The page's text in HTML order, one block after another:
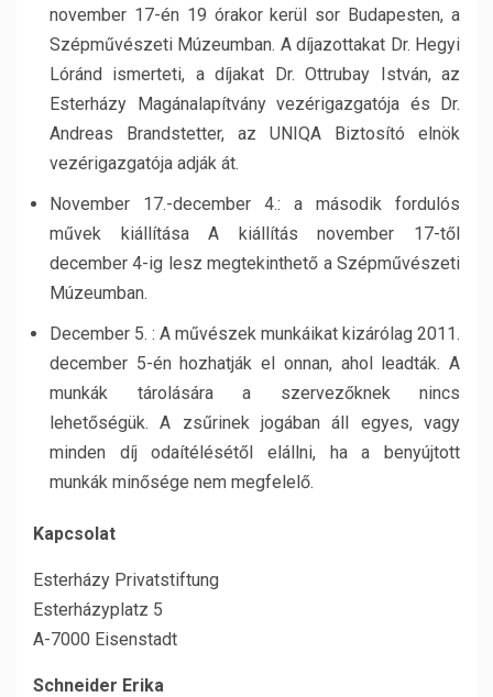
november 17-én 19 órakor kerül sor Budapesten, a
Szépművészeti Múzeumban. A díjazottakat Dr. Hegyi
Lóránd ismerteti, a díjakat Dr. Ottrubay István, az
Esterházy Magánalapítvány vezérigazgatója és Dr.
Andreas Brandstetter, az UNIQA Biztosító elnök
vezérigazgatója adják át.
November 17.-december 4.: a második fordulós
művek kiállítása A kiállítás november 17-től
december 4-ig lesz megtekinthető a Szépművészeti
Múzeumban.
December 5. : A művészek munkáikat kizárólag 2011.
december 5-én hozhatják el onnan, ahol leadták. A
munkák tárolására a szervezőknek nincs
lehetőségük. A zsűrinek jogában áll egyes, vagy
minden díj odaítélésétől elállni, ha a benyújtott
munkák minősége nem megfelelő.
Kapcsolat
Esterházy Privatstiftung
Esterházyplatz 5
A-7000 Eisenstadt
Schneider Erika